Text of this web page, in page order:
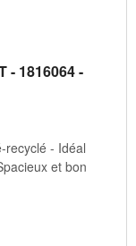
- 1816064 -
recyclé - Idéal
et bon